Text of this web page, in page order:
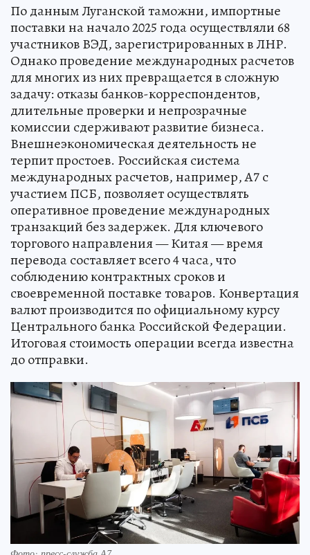
По данным Луганской таможни, импортные
поставки на начало 2025 года осуществляли 68
участников ВЭД, зарегистрированных в ЛНР.
Однако проведение международных расчетов
для многих из них превращается в сложную
задачу: отказы банков-корреспондентов,
длительные проверки и непрозрачные
комиссии сдерживают развитие бизнеса.
Внешнеэкономическая деятельность не
терпит простоев. Российская система
международных расчетов, например, А7 с
участием ПСБ, позволяет осуществлять
оперативное проведение международных
транзакций без задержек. Для ключевого
торгового направления — Китая — время
перевода составляет всего 4 часа, что
соблюдению контрактных сроков и
своевременной поставке товаров. Конвертация
валют производится по официальному курсу
Центрального банка Российской Федерации.
Итоговая стоимость операции всегда известна
до отправки.